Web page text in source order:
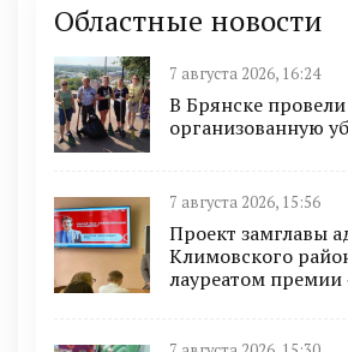
Областные новости
7 августа 2026, 16:24
В Брянске провели
организованную
7 августа 2026, 15:56
Проект замглавы
Климовского
лауреатом премии